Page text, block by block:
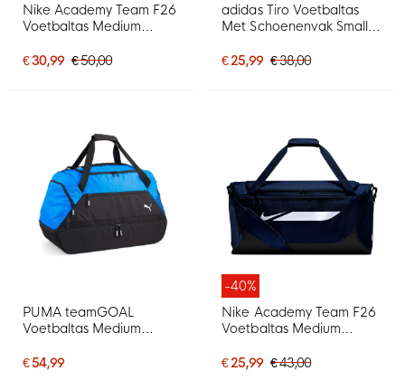
Nike Academy Team F26
Voetbaltas Medium
€ 30,99 € 50,00
adidas Tiro Voetbaltas
Met Schoenenvak Small
€ 25,99 € 38,00
PUMA teamGOAL
Voetbaltas Medium
€ 54,99
-40%
Nike Academy Team F26
Voetbaltas Medium
€ 25,99 € 43,00